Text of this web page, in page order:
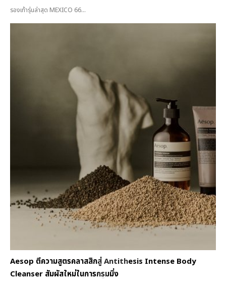
รองเท้ารุ่นล่าสุด MEXICO 66...
Aesop ตีความสูตรคลาสสิกสู่ Antithesis Intense Body
Cleanser สัมผัสใหม่ในการกรูมมิ่ง